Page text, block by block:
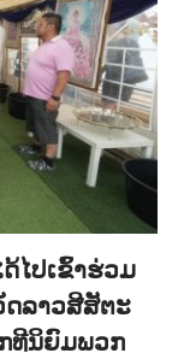
ໄປເຂົ້າຮ່ວມ
ດລາວສີສັຕະ
ທີນິຍົມພວກ